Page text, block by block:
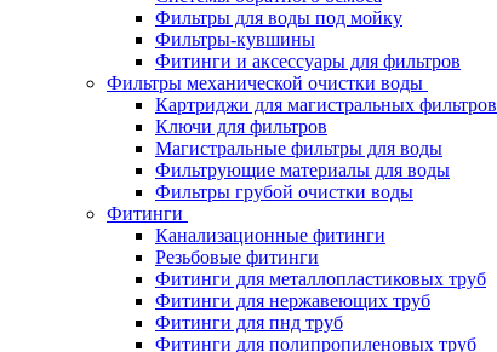
Фильтры для воды под мойку
Фильтры-кувшины
Фитинги и аксессуары для фильтров
Фильтры механической очистки воды
Картриджи для магистральных фильтров
Ключи для фильтров
Магистральные фильтры для воды
Фильтрующие материалы для воды
Фильтры грубой очистки воды
Фитинги
Канализационные фитинги
Резьбовые фитинги
Фитинги для металлопластиковых труб
Фитинги для нержавеющих труб
Фитинги для пнд труб
Фитинги для полипропиленовых труб